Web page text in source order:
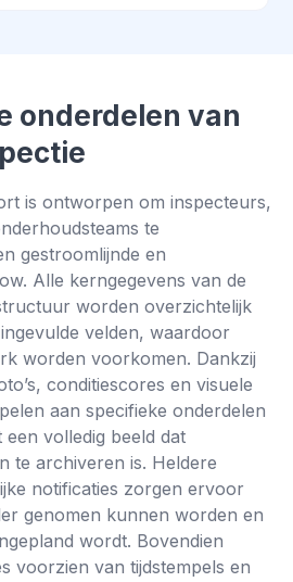
onderdelen van
is ontworpen om inspecteurs,
te
gestroomlijnde en
Alle kerngegevens van de
worden overzichtelijk
velden, waardoor
worden voorkomen. Dankzij
conditiescores en visuele
aan specifieke onderdelen
volledig beeld dat
te archiveren is. Heldere
notificaties zorgen ervoor
genomen kunnen worden en
wordt. Bovendien
voorzien van tijdstempels en